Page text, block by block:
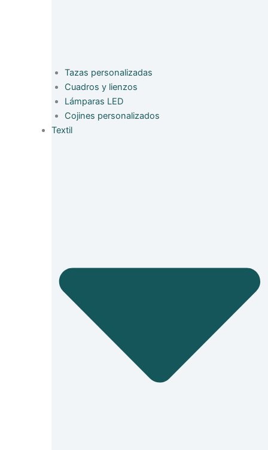
Tazas personalizadas
Cuadros y lienzos
Lámparas LED
Cojines personalizados
Textil